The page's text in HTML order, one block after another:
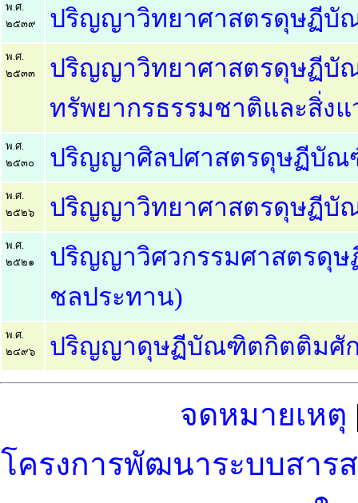
พ.ศ.
๒๕๓๙
ปริญญาวิทยาศาสตรดุษฏีบั
พ.ศ.
๒๕๓๓
ปริญญาวิทยาศาสตรดุษฏีบั
ทรัพยากรธรรมชาติและสิ่ง
พ.ศ.
๒๕๓๐
ปริญญาศิลปศาสตรดุษฏีบัณ
พ.ศ.
๒๕๒๖
ปริญญาวิทยาศาสตรดุษฏีบั
พ.ศ.
๒๕๒๑
ปริญญาวิศวกรรมศาสตรดุ
ชลประทาน)
พ.ศ.
๒๔๙๖
ปริญญาดุษฏีบัณฑิตกิตติมศัก
จดหมายเหตุ
โครงการพัฒนาระบบสาร